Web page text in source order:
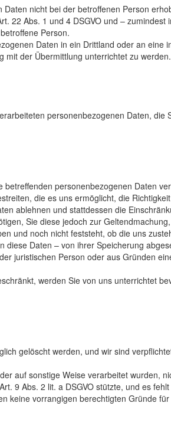
nicht bei der betroffenen Person
22 Abs. 1 und 4 DSGVO und –
Person.
Daten in ein Drittland oder an
mit der Übermittlung unterrichtet zu werden.
personenbezogenen Daten,
personenbezogenen Daten
die es uns ermöglicht, die
ablehnen und stattdessen die
Sie diese jedoch zur
und noch nicht feststeht, ob die uns
Daten – von ihrer Speicherung
juristischen Person oder aus Gründen
werden Sie von uns unterrichtet
gelöscht werden, und wir sind
auf sonstige Weise verarbeitet wurden,
9 Abs. 2 lit. a DSGVO stützte, und es
vorrangigen berechtigten Gründe